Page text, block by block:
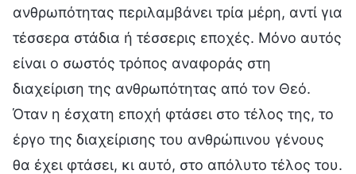
ανθρωπότητας περιλαμβάνει τρία μέρη, αντί για
τέσσερα στάδια ή τέσσερις εποχές. Μόνο αυτός
είναι ο σωστός τρόπος αναφοράς στη
διαχείριση της ανθρωπότητας από τον Θεό.
Όταν η έσχατη εποχή φτάσει στο τέλος της, το
έργο της διαχείρισης του ανθρώπινου γένους
θα έχει φτάσει, κι αυτό, στο απόλυτο τέλος του.